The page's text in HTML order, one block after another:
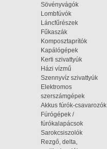
Sövényvágók
Lombfúvók
Láncfűrészek
Fűkaszák
Komposztaprítók
Kapálógépek
Kerti szivattyúk
Házi vízmű
Szennyvíz szivattyúk
Elektromos
szerszámgépek
Akkus fúrók-csavarozók
Fúrógépek /
fúrókalapácsok
Sarokcsiszolók
Rezgő, delta,